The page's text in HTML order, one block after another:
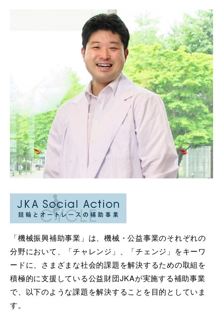
「機械振興補助事業」は、機械・公益事業のそれぞれの
分野において、「チャレンジ」、「チェンジ」をキーワ
ードに、さまざまな社会的課題を解決するための取組を
積極的に支援している公益財団JKAが実施する補助事業
で、以下のような課題を解決することを目的としていま
す。